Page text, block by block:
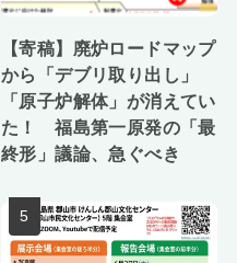
【寄稿】廃炉ロードマップ
から「デブリ取り出し」
「原子炉解体」が消えてい
た！ 福島第一原発の「最
終形」議論、急ぐべき